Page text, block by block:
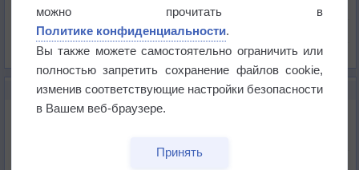
Осадки
Облачность
Список всех карт
НОВОЕ О ПОГОДЕ
Июль в России стал самым тёплым за всю
В Центральной России наступают самые жаркие
можно прочитать в
Политике конфиденциальности.
Вы также можете самостоятельно ограничить или
полностью запретить сохранение файлов cookie,
изменив соответствующие настройки безопасности
в Вашем веб-браузере.
Принять